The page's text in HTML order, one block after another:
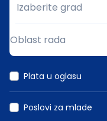
Grad
Izaberite grad
Oblast rada
Plata u oglasu
Poslovi za mlade